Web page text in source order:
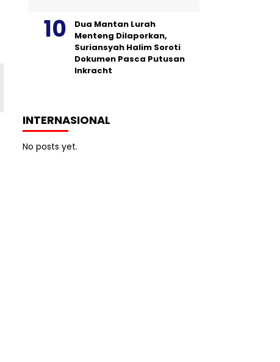
Dua Mantan Lurah
Menteng Dilaporkan,
Suriansyah Halim Soroti
Dokumen Pasca Putusan
Inkracht
INTERNASIONAL
No posts yet.